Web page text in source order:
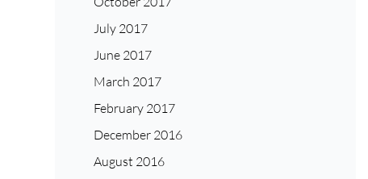
July 2017
June 2017
March 2017
February 2017
December 2016
August 2016